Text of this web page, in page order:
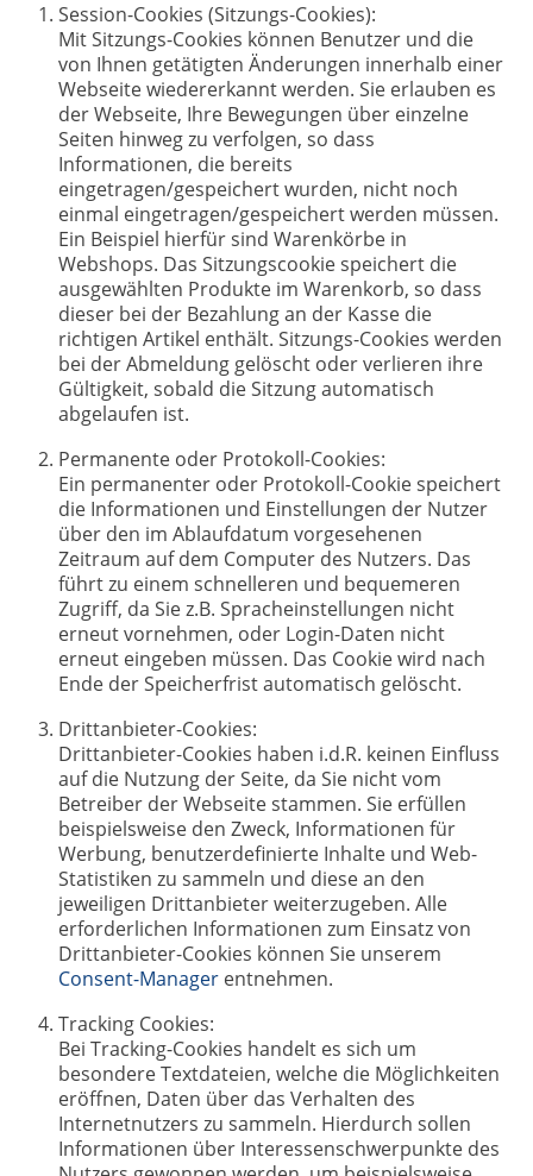
Session-Cookies (Sitzungs-Cookies):
Mit Sitzungs-Cookies können Benutzer und die
von Ihnen getätigten Änderungen innerhalb einer
Webseite wiedererkannt werden. Sie erlauben es
der Webseite, Ihre Bewegungen über einzelne
Seiten hinweg zu verfolgen, so dass
Informationen, die bereits
eingetragen/gespeichert wurden, nicht noch
einmal eingetragen/gespeichert werden müssen.
Ein Beispiel hierfür sind Warenkörbe in
Webshops. Das Sitzungscookie speichert die
ausgewählten Produkte im Warenkorb, so dass
dieser bei der Bezahlung an der Kasse die
richtigen Artikel enthält. Sitzungs-Cookies werden
bei der Abmeldung gelöscht oder verlieren ihre
Gültigkeit, sobald die Sitzung automatisch
abgelaufen ist.
Permanente oder Protokoll-Cookies:
Ein permanenter oder Protokoll-Cookie speichert
die Informationen und Einstellungen der Nutzer
über den im Ablaufdatum vorgesehenen
Zeitraum auf dem Computer des Nutzers. Das
führt zu einem schnelleren und bequemeren
Zugriff, da Sie z.B. Spracheinstellungen nicht
erneut vornehmen, oder Login-Daten nicht
erneut eingeben müssen. Das Cookie wird nach
Ende der Speicherfrist automatisch gelöscht.
Drittanbieter-Cookies:
Drittanbieter-Cookies haben i.d.R. keinen Einfluss
auf die Nutzung der Seite, da Sie nicht vom
Betreiber der Webseite stammen. Sie erfüllen
beispielsweise den Zweck, Informationen für
Werbung, benutzerdefinierte Inhalte und Web-
Statistiken zu sammeln und diese an den
jeweiligen Drittanbieter weiterzugeben. Alle
erforderlichen Informationen zum Einsatz von
Drittanbieter-Cookies können Sie unserem
Consent-Manager entnehmen.
Tracking Cookies:
Bei Tracking-Cookies handelt es sich um
besondere Textdateien, welche die Möglichkeiten
eröffnen, Daten über das Verhalten des
Internetnutzers zu sammeln. Hierdurch sollen
Informationen über Interessenschwerpunkte des